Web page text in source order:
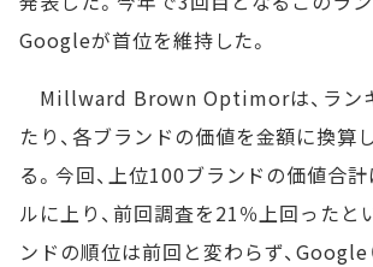
Googleが首位を維持した。
Millward Brown Optimorは、ラン
たり、各ブランドの価値を金額に換算
る。今回、上位100ブランドの価値合
ルに上り、前回調査を21％上回ったと
ンドの順位は前回と変わらず、Google